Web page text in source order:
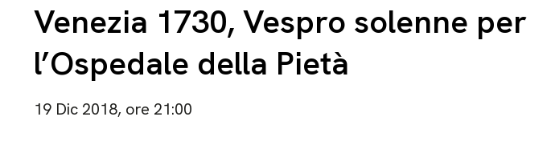
Venezia 1730, Vespro solenne per
l’Ospedale della Pietà
19 Dic 2018, ore 21:00